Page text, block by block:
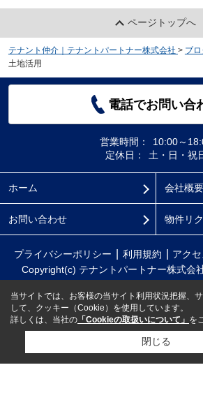
ページトップへ
テナント仲介｜テナントパートナー株式会社 > ブ
土地活用
電話でお問い合
営業時間：
10:00～
定休日：
土・日・祝
ホーム 会社概要
お問い合わせ 物件リ
プライバシーポリシー 利用規約 アク
Copyright(c) テナントパートナー株式会
当サイトでは、お客様の当サイト利用状況把握、
して、クッキー（Cookie）を使用しています。
詳しくは、当社の 「Cookieの取扱いについて」 を
閉じる